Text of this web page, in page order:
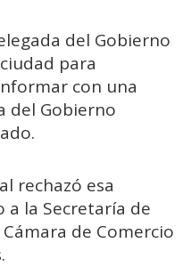
del Gobierno
para
con una
del Gobierno
rechazó esa
la Secretaría de
de Comercio